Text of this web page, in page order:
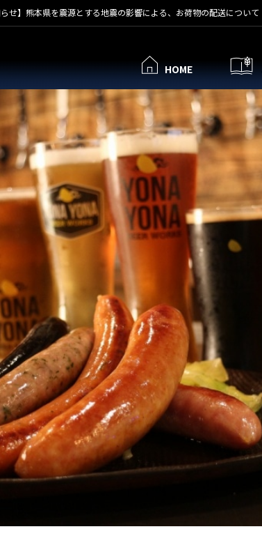
らせ】熊本県を震源とする地震の影響による、お荷物の配送について
HOME